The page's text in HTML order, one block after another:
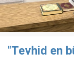
"Tevhid en